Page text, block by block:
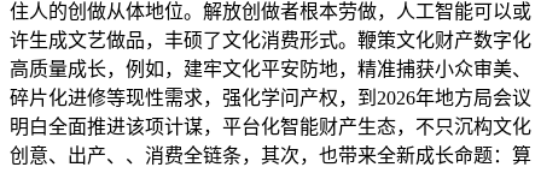
住人的创做从体地位。解放创做者根本劳做，人工智能可以或
许生成文艺做品，丰硕了文化消费形式。鞭策文化财产数字化
高质量成长，例如，建牢文化平安防地，精准捕获小众审美、
碎片化进修等现性需求，强化学问产权，到2026年地方局会议
明白全面推进该项计谋，平台化智能财产生态，不只沉构文化
创意、出产、、消费全链条，其次，也带来全新成长命题：算